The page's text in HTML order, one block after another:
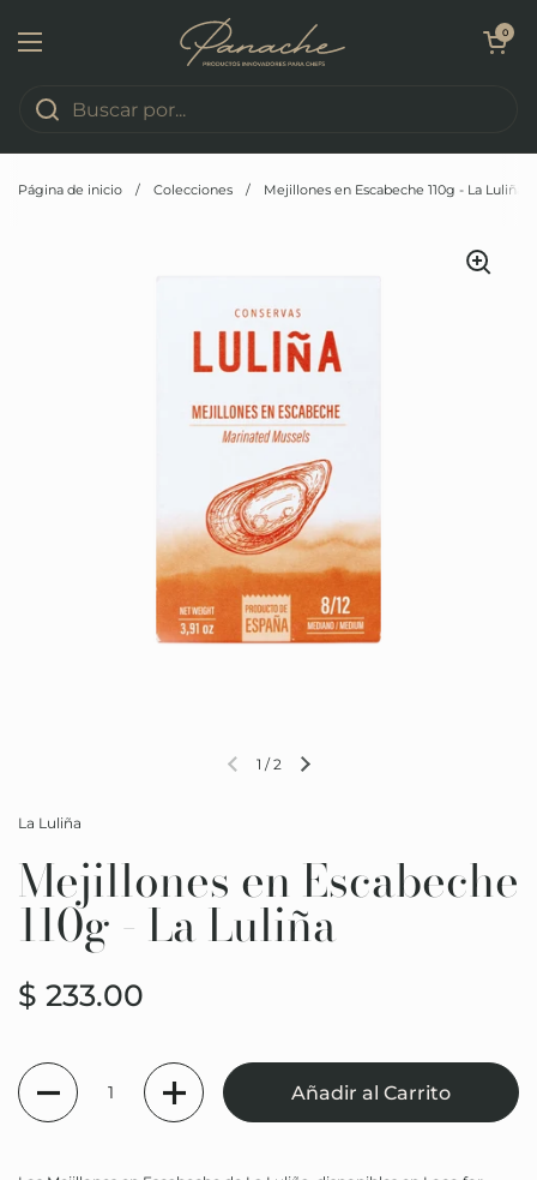
Abrir menú
Abrir carrito
0
Página de inicio / Colecciones / Mejillones en Escabeche 110g - La Luliña
1 /2
La Luliña
Mejillones en Escabeche
110g - La Luliña
$ 233.00
Cantidad
Añadir al Carrito